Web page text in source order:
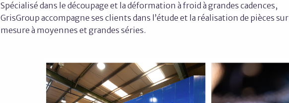
Spécialisé dans le découpage et la déformation à froid à grandes cadences,
GrisGroup accompagne ses clients dans l’étude et la réalisation de pièces sur
mesure à moyennes et grandes séries.